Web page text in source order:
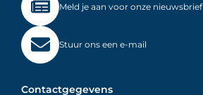
Meld je aan voor onze nieuwsbrief
Stuur ons een e-mail
Contactgegevens